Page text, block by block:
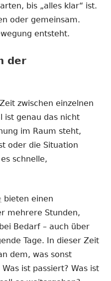
bis „alles klar“ ist.
oder gemeinsam.
entsteht.
der
zwischen einzelnen
ist genau das nicht
im Raum steht,
oder die Situation
schnelle,
bieten einen
mehrere Stunden,
Bedarf – auch über
Tage. In dieser Zeit
dem, was sonst
ist passiert? Was ist